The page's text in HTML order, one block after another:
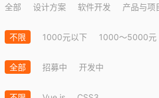
全部 设计方案 软件开发 产品与项
不限 1000元以下 1000～5000元
全部 招募中 开发中